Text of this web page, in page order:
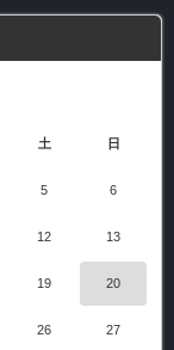
土 日
5 6
12 13
19 20
26 27